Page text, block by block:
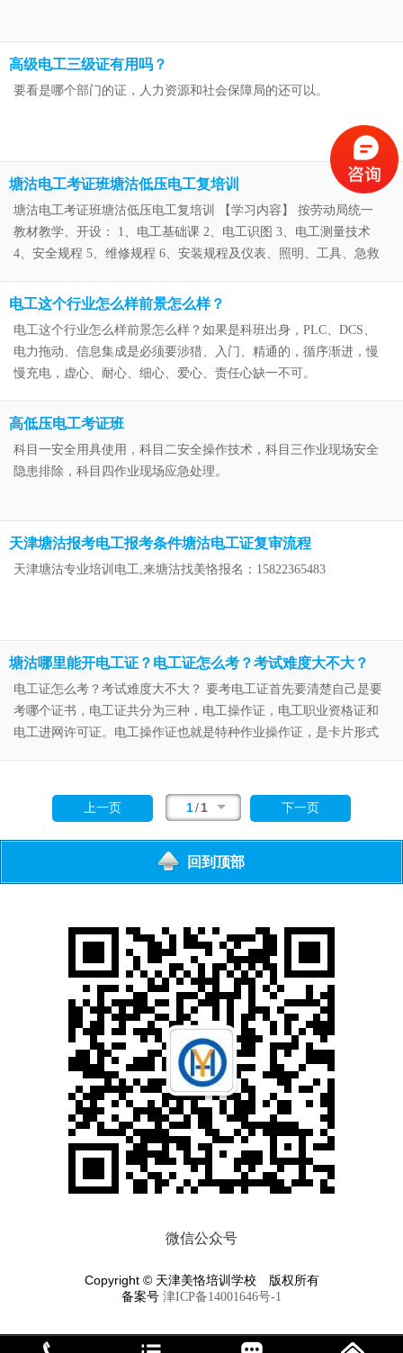
高级电工三级证有用吗？
要看是哪个部门的证，人力资源和社会保障局的还可以。
塘沽电工考证班塘沽低压电工复培训
塘沽电工考证班塘沽低压电工复培训 【学习内容】 按劳动局统一
教材教学、开设： 1、电工基础课 2、电工识图 3、电工测量技术
4、安全规程 5、维修规程 6、安装规程及仪表、照明、工具、急救
作
电工这个行业怎么样前景怎么样？
电工这个行业怎么样前景怎么样？如果是科班出身，PLC、DCS、
电力拖动、信息集成是必须要涉猎、入门、精通的，循序渐进，慢
慢充电，虚心、耐心、细心、爱心、责任心缺一不可。
高低压电工考证班
科目一安全用具使用，科目二安全操作技术，科目三作业现场安全
隐患排除，科目四作业现场应急处理。
天津塘沽报考电工报考条件塘沽电工证复审流程
天津塘沽专业培训电工,来塘沽找美恪报名：15822365483
塘沽哪里能开电工证？电工证怎么考？考试难度大不大？
电工证怎么考？考试难度大不大？ 要考电工证首先要清楚自己是要
考哪个证书，电工证共分为三种，电工操作证，电工职业资格证和
电工进网许可证。电工操作证也就是特种作业操作证，是卡片形式
上一页 1/1
下一页
一
回到顶部
微信公众号
Copyright © 天津美恪培训学校 版权所有
备案号 津ICP备14001646号-1